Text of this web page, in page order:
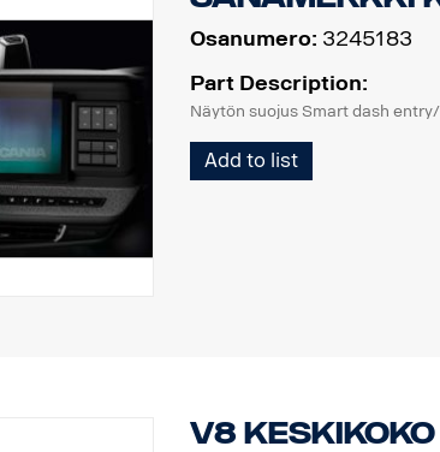
Osanumero: 3245183
Part Description:
Näytön suojus Smart dash
Add to list
V8 keskikoko